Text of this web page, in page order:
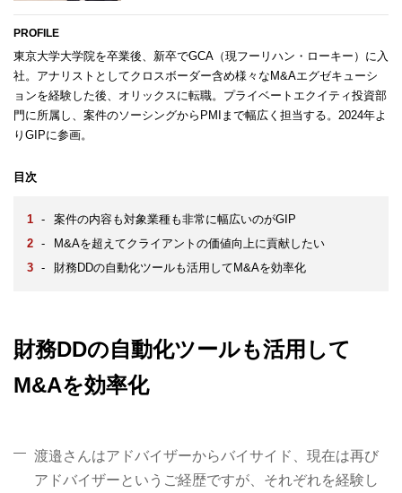
PROFILE
東京大学大学院を卒業後、新卒でGCA（現フーリハン・ローキー）に入
社。アナリストとしてクロスボーダー含め様々なM&Aエグゼキューシ
ョンを経験した後、オリックスに転職。プライベートエクイティ投資部
門に所属し、案件のソーシングからPMIまで幅広く担当する。2024年よ
りGIPに参画。
目次
-
案件の内容も対象業種も非常に幅広いのがGIP
-
M&Aを超えてクライアントの価値向上に貢献したい
-
財務DDの自動化ツールも活用してM&Aを効率化
財務DDの自動化ツールも活用して
M&Aを効率化
渡邉さんはアドバイザーからバイサイド、現在は再び
アドバイザーというご経歴ですが、それぞれを経験し